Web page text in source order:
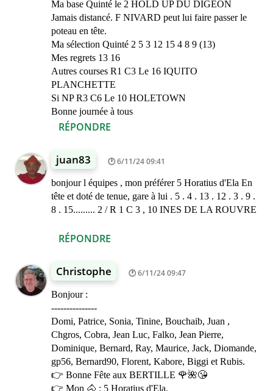
Ma base Quinté le 2 HOLD UP DU DIGEON
Jamais distancé. F NIVARD peut lui faire passer le
poteau en tête.
Ma sélection Quinté 2 5 3 12 15 4 8 9 (13)
Mes regrets 13 16
Autres courses R1 C3 Le 16 IQUITO
PLANCHETTE
Si NP R3 C6 Le 10 HOLETOWN
Bonne journée à tous
RÉPONDRE
juan83 6/11/24 09:41
bonjour l équipes , mon préférer 5 Horatius d'Ela En
tête et doté de tenue, gare à lui . 5 . 4 . 13 . 12 . 3 . 9 .
8 . 15......... 2 / R 1 C 3 , 10 INES DE LA ROUVRE
RÉPONDRE
Christophe 6/11/24 09:47
Bonjour :
---------------
Domi, Patrice, Sonia, Tinine, Bouchaib, Juan ,
Chgros, Cobra, Jean Luc, Falko, Jean Pierre,
Dominique, Bernard, Ray, Maurice, Jack, Diomande,
gp56, Bernard90, Florent, Kabore, Biggi et Rubis.
👉 Bonne Fête aux BERTILLE 🌹🌺😘
👉 Mon 🐴 : 5 Horatius d'Ela.